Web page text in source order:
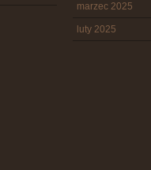
marzec 2025
luty 2025